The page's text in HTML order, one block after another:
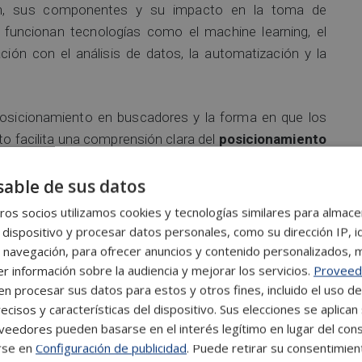
sus componentes y su impacto en la toma de
tecnologías como el machine learning, el
con el análisis de datos, la automatización y la
en buscadores y la forma en que los
facilita una comprensión clara del posicionamiento
las audiencias actuales.
en IA aplicada al Marketing y en
el uso de la Inteligencia Artificialen la toma de
y los motores de búsqueda. También, contenido
GEO y AEO dentro del contexto del marketing 5.0,
con las audiencias.
de sus datos
socios utilizamos cookies y tecnologías similares para
dispositivo y procesar datos personales, como su dirección IP,
para ofrecer anuncios y contenido personalizados,
información sobre la audiencia y mejorar los servicios.
procesar sus datos para estos y otros fines, incluido el uso
y características del dispositivo. Sus elecciones se
pueden basarse en el interés legítimo en lugar del
en Configuración de publicidad. Puede retirar su